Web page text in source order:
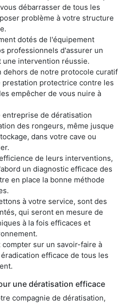
débarrasser de tous les
problème à votre structure
dotés de l'équipement
professionnels d'assurer un
intervention réussie.
dehors de notre protocole curatif
protectrice contre les
empêcher de vous nuire à
de dératisation
des rongeurs, même jusque
dans votre cave ou
de leurs interventions,
un diagnostic efficace des
en place la bonne méthode
à votre service, sont des
qui seront en mesure de
à la fois efficaces et
sur un savoir-faire à
efficace de tous les
une dératisation efficace
compagnie de dératisation,